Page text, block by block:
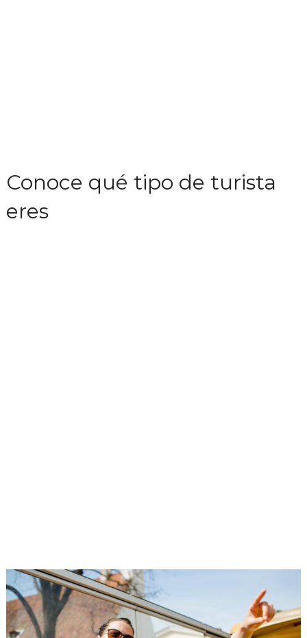
Conoce qué tipo de turista
eres